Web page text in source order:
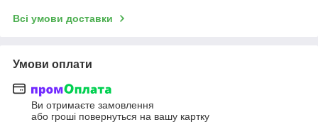
Всі умови доставки
Умови оплати
Ви отримаєте замовлення
або гроші повернуться на вашу картку